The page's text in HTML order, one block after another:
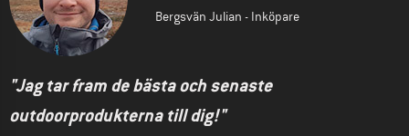
Bergsvän Julian - Inköpare
"Jag tar fram de bästa och senaste
outdoorprodukterna till dig!"